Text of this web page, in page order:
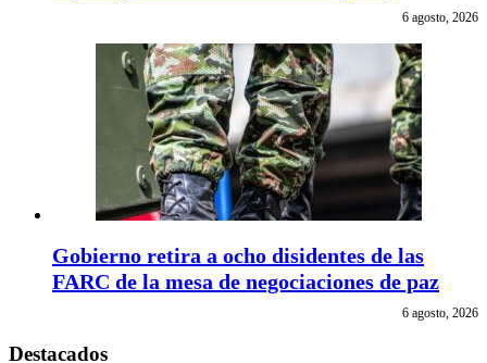
6 agosto, 2026
Gobierno retira a ocho disidentes de las
FARC de la mesa de negociaciones de paz
6 agosto, 2026
Destacados